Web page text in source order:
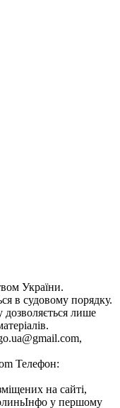
України.
в судовому порядку.
дозволяється лише
Телефон:
на сайті,
у першому